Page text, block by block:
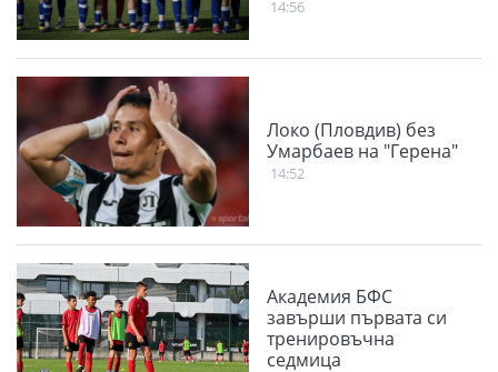
14:56
Локо (Пловдив) без
Умарбаев на "Герена"
14:52
Академия БФС
завърши първата си
тренировъчна
седмица